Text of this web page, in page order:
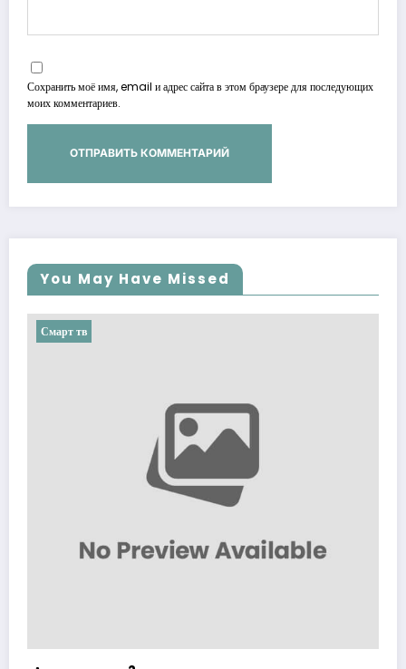
Сохранить моё имя, email и адрес сайта в этом браузере для последующих
моих комментариев.
You May Have Missed
Смарт тв